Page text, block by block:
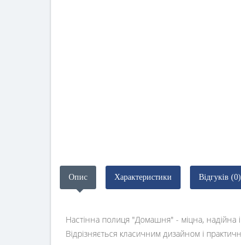
Опис Характеристики Відгуків (0)
Настінна полиця "Домашня" - міцна, надійна
Відрізняється класичним дизайном і